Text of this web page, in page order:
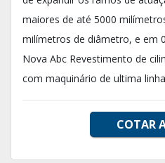
maiores de até 5000
milímetros de diâmetro, e em
Nova Abc Revestimento de
com maquinário de ultima
COTAR